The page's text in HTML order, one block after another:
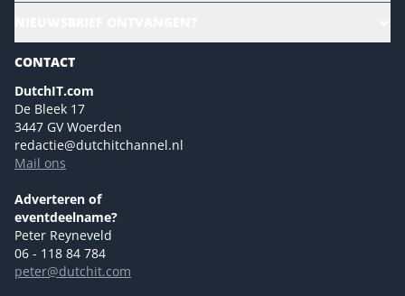
Sustainability | Green IT
Marketing- en contentmogelijkheden 2026
Events- en sponsormogelijkheden 2026
Ons team
Colofon
Tip de redactie
Versturen
CONTACT
DutchIT.com
De Bleek 17
3447 GV Woerden
redactie@dutchitchannel.nl
Mail ons
Adverteren of
eventdeelname?
Peter Reyneveld
06 - 118 84 784
peter@dutchit.com